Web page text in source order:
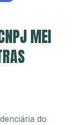
MEI
do